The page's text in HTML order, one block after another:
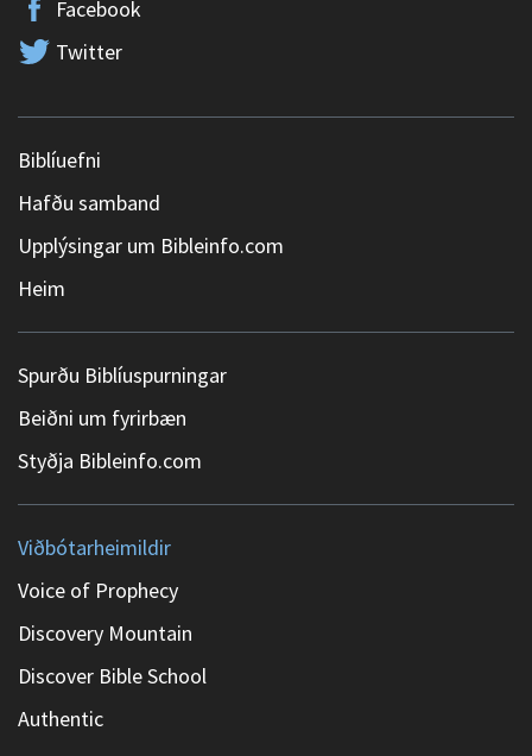
Facebook
Twitter
Biblíuefni
Hafðu samband
Upplýsingar um Bibleinfo.com
Heim
Spurðu Biblíuspurningar
Beiðni um fyrirbæn
Styðja Bibleinfo.com
Viðbótarheimildir
Voice of Prophecy
Discovery Mountain
Discover Bible School
Authentic